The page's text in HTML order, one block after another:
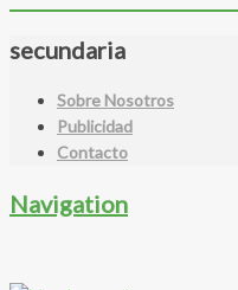
secundaria
Sobre Nosotros
Publicidad
Contacto
Navigation